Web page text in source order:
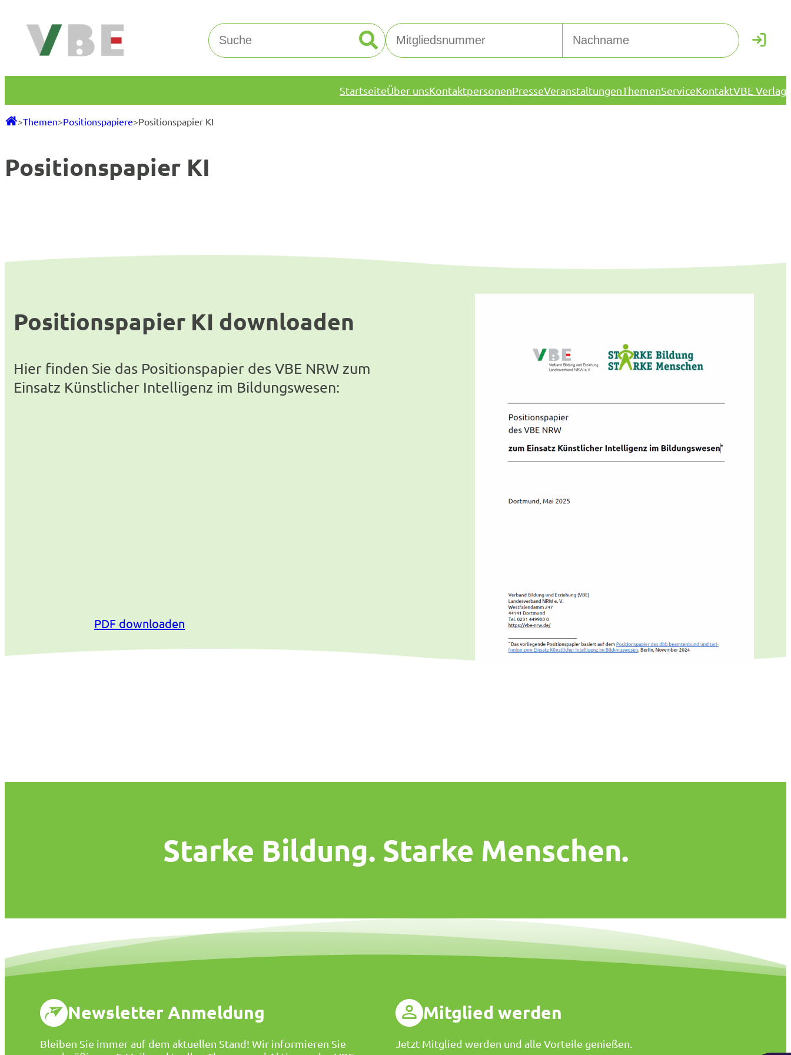
Inhalt
springen
Suchen
StartseiteÜber unsKontaktpersonenPresseVeranstaltungenThemenServiceKontaktVBE Verlag
>Themen>Positionspapiere>Positionspapier KI
Positionspapier KI
Positionspapier KI downloaden
Hier finden Sie das Positionspapier des VBE NRW zum
Einsatz Künstlicher Intelligenz im Bildungswesen:
PDF downloaden
Starke Bildung. Starke Menschen.
Newsletter Anmeldung
Bleiben Sie immer auf dem aktuellen Stand! Wir informieren Sie
Mitglied werden
Jetzt Mitglied werden und alle Vorteile genießen.